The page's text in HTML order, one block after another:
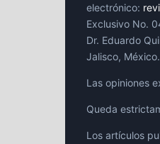
electrónico:
Exclusivo No.
Dr. Eduardo
Jalisco,
Las opiniones
Queda
Los artículos